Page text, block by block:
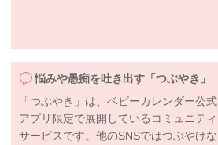
悩みや愚痴を吐き出す「つぶやき」
「つぶやき」は、ベビーカレンダー公式
アプリ限定で展開しているコミュニティ
サービスです。他のSNSではつぶやけな